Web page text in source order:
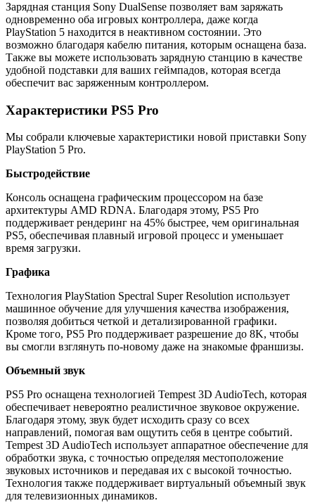
Зарядная станция Sony DualSense позволяет вам заряжать
одновременно оба игровых контроллера, даже когда
PlayStation 5 находится в неактивном состоянии. Это
возможно благодаря кабелю питания, которым оснащена база.
Также вы можете использовать зарядную станцию в качестве
удобной подставки для ваших геймпадов, которая всегда
обеспечит вас заряженным контроллером.
Характеристики PS5 Pro
Мы собрали ключевые характеристики новой приставки Sony
PlayStation 5 Pro.
Быстродействие
Консоль оснащена графическим процессором на базе
архитектуры AMD RDNA. Благодаря этому, PS5 Pro
поддерживает рендеринг на 45% быстрее, чем оригинальная
PS5, обеспечивая плавный игровой процесс и уменьшает
время загрузки.
Графика
Технология PlayStation Spectral Super Resolution использует
машинное обучение для улучшения качества изображения,
позволяя добиться четкой и детализированной графики.
Кроме того, PS5 Pro поддерживает разрешение до 8K, чтобы
вы смогли взглянуть по-новому даже на знакомые франшизы.
Объемный звук
PS5 Pro оснащена технологией Tempest 3D AudioTech, которая
обеспечивает невероятно реалистичное звуковое окружение.
Благодаря этому, звук будет исходить сразу со всех
направлений, помогая вам ощутить себя в центре событий.
Tempest 3D AudioTech использует аппаратное обеспечение для
обработки звука, с точностью определяя местоположение
звуковых источников и передавая их с высокой точностью.
Технология также поддерживает виртуальный объемный звук
для телевизионных динамиков.